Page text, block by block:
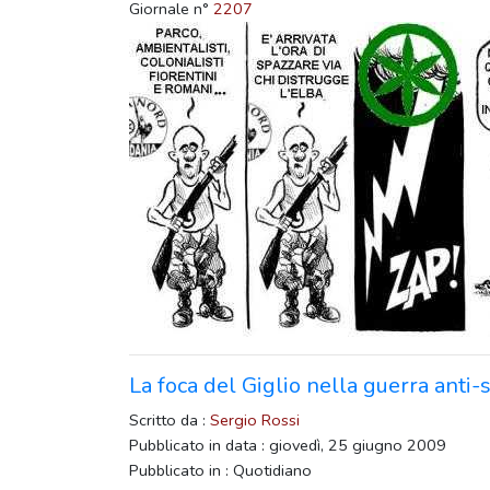
Giornale n° 2207
La foca del Giglio nella guerra anti-
Scritto da : Sergio Rossi
Pubblicato in data : giovedì, 25 giugno 2009
Pubblicato in : Quotidiano